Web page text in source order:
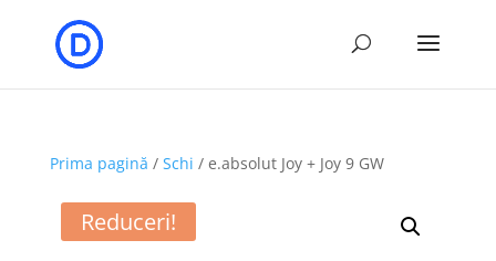
Prima pagină / Schi / e.absolut Joy + Joy 9 GW
Reduceri!